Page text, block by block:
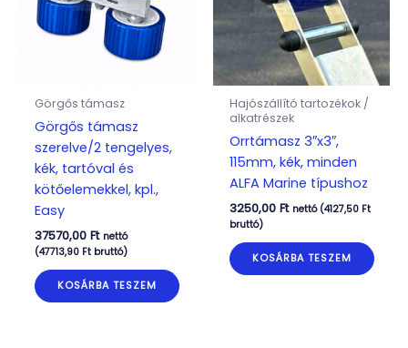
Görgős támasz
Görgős támasz
szerelve/2 tengelyes,
kék, tartóval és
kötőelemekkel, kpl.,
Easy
37570,00 Ft nettó
(47713,90 Ftbruttó)
KOSÁRBA TESZEM
Hajószállító tartozékok /
alkatrészek
Orrtámasz 3″x3″,
115mm, kék, minden
ALFA Marine típushoz
3250,00 Ft nettó (4127,50 Ft
bruttó)
KOSÁRBA TESZEM